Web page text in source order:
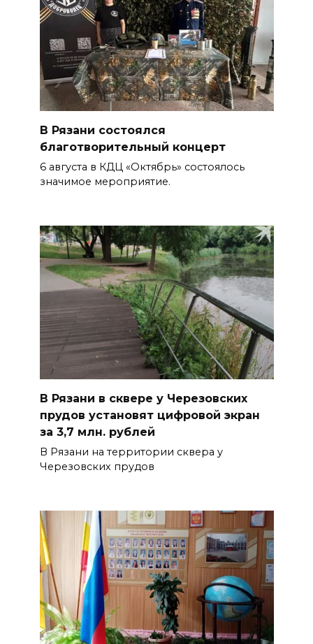
В Рязани состоялся
благотворительный концерт
6 августа в КДЦ «Октябрь» состоялось
значимое мероприятие.
В Рязани в сквере у Черезовских
прудов установят цифровой экран
за 3,7 млн. рублей
В Рязани на территории сквера у
Черезовских прудов